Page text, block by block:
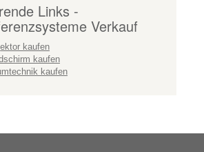
REFERENZEN
UNTERNEHMEN
Jobs
Links -
Verkauf
kaufen
kaufen
kaufen